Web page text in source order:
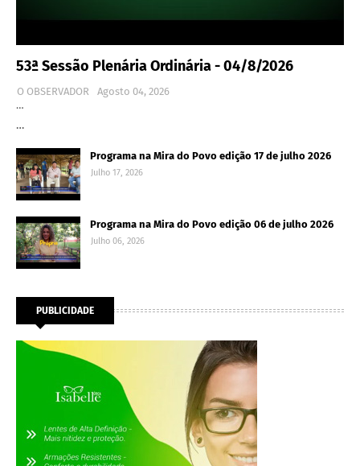
53ª Sessão Plenária Ordinária - 04/8/2026
O OBSERVADOR
Agosto 04, 2026
…
…
Programa na Mira do Povo edição 17 de julho 2026
Julho 17, 2026
Programa na Mira do Povo edição 06 de julho 2026
Julho 06, 2026
PUBLICIDADE